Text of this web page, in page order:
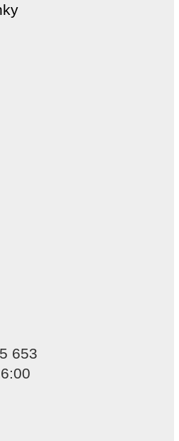
653